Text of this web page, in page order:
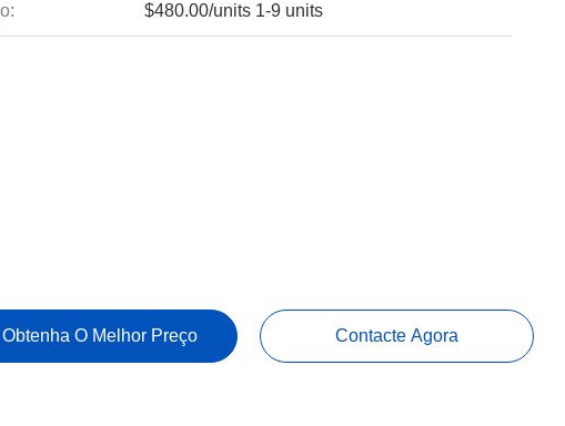
$480.00/units 1-9 units
Obtenha O Melhor Preço Contacte Agora